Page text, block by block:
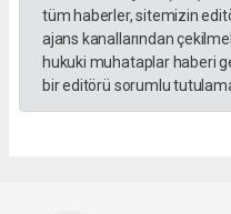
tüm haberler, sitemizin
ajans kanallarından
hukuki muhataplar haberi
bir editörü sorumlu